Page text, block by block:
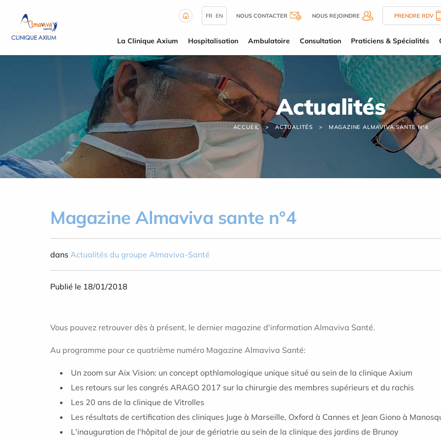
FR EN NOUS CONTACTER NOUS REJOINDRE PRENDRE RDV
La Clinique Axium Hospitalisation Ambulatoire Consultation Praticiens & Spécialités
Actualités
ACCUEIL ACTUALITÉS MAGAZINE ALMAVIVA SANTE N°4
Magazine Almaviva sante n°4
dans Actualités du groupe Almaviva-Santé
Publié le 18/01/2018
Vous pouvez retrouver dès à présent, le dernier magazine d'information Almaviva Santé.
Au programme pour ce quatrième numéro Magazine Almaviva Santé:
Un zoom sur Aix Vision: un concept opthlamologique unique situé au sein de la clinique Axium
Les retours sur les congrés ARAGO 2017 sur la chirurgie des membres supérieurs et du rachis
Les 20 ans de la clinique de Vitrolles
Les résultats de certification des cliniques Juge à Marseille, Oxford à Cannes et Jean Giono à
L'inauguration de l'hôpital de jour de gériatrie au sein de la clinique des jardins de Brunoy